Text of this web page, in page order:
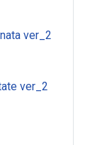
ver_2
ver_2